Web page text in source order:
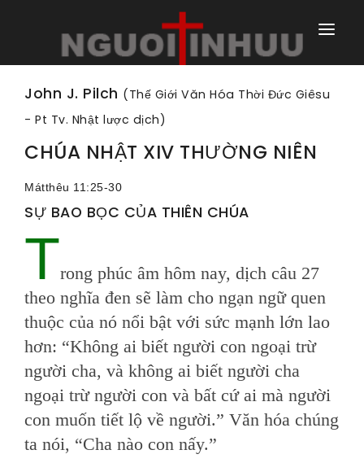
TRANG NHÀ
TRANG CHÍNH
TRANG HÀNG NGÀY
TRANG NGOÀI
John J. Pilch (Thế Giới Văn Hóa Thời Đức Giêsu
- Pt Tv. Nhật lược dịch)
CHÚA NHẬT XIV THƯỜNG NIÊN
Mátthêu 11:25-30
SỰ BAO BỌC CỦA THIÊN CHÚA
Trong phúc âm hôm nay, dịch câu 27
theo nghĩa đen sẽ làm cho ngạn ngữ quen
thuộc của nó nổi bật với sức mạnh lớn lao
hơn: “Không ai biết người con ngoại trừ
người cha, và không ai biết người cha
ngoại trừ người con và bất cứ ai mà người
con muốn tiết lộ về người.” Văn hóa chúng
ta nói, “Cha nào con nấy.”